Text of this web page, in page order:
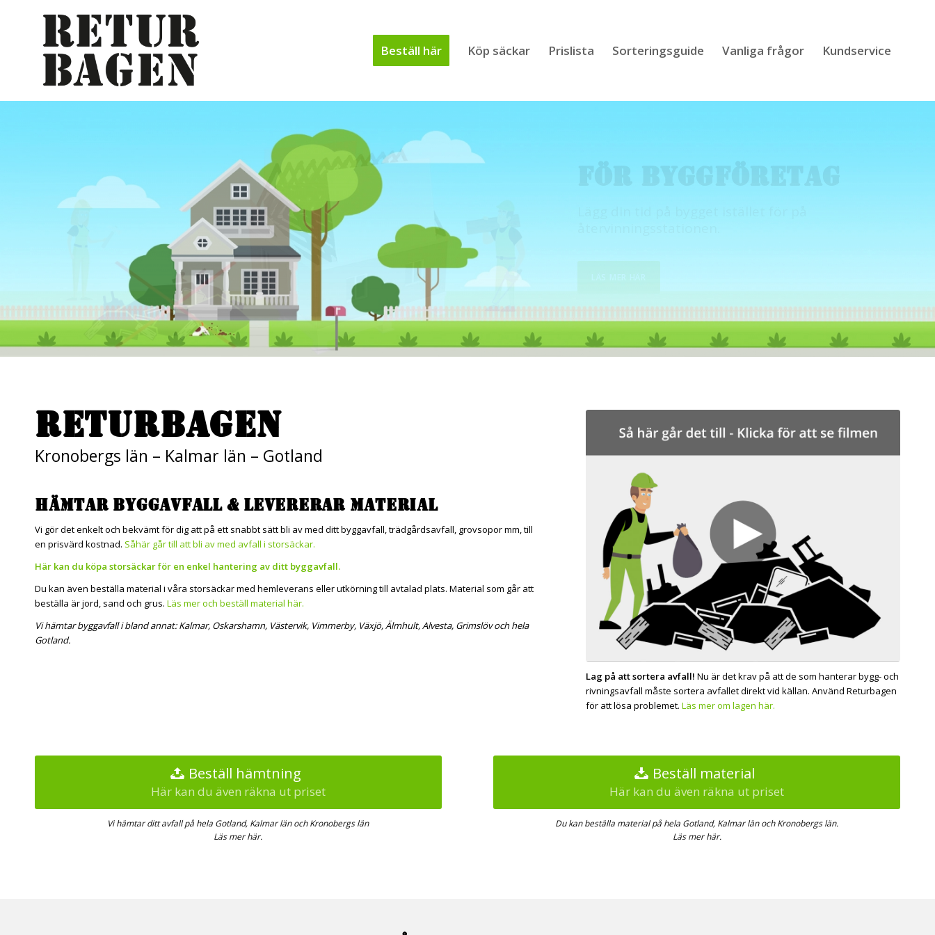
Beställ här Köp säckar Prislista Sorteringsguide Vanliga frågor Kundservice
RETURBAGEN
Kronobergs län – Kalmar län – Gotland
HÄMTAR BYGGAVFALL & LEVERERAR MATERIAL
Vi gör det enkelt och bekvämt för dig att på ett snabbt sätt bli av med ditt byggavfall, trädgårdsavfall, grovsopor mm, till
en prisvärd kostnad. Såhär går till att bli av med avfall i storsäckar.
Här kan du köpa storsäckar för en enkel hantering av ditt byggavfall.
Du kan även beställa material i våra storsäckar med hemleverans eller utkörning till avtalad plats. Material som går att
beställa är jord, sand och grus. Läs mer och beställ material här.
Vi hämtar byggavfall i bland annat: Kalmar, Oskarshamn, Västervik, Vimmerby, Växjö, Älmhult, Alvesta, Grimslöv och hela
Gotland.
Lag på att sortera avfall! Nu är det krav på att de som hanterar bygg- och
rivningsavfall måste sortera avfallet direkt vid källan. Använd Returbagen
för att lösa problemet. Läs mer om lagen här.
Beställ hämtning
Här kan du även räkna ut priset
Vi hämtar ditt avfall på hela Gotland, Kalmar län och Kronobergs län
Läs mer här.
Beställ material
Här kan du även räkna ut priset
Du kan beställa material på hela Gotland, Kalmar län och Kronobergs län.
Läs mer här.